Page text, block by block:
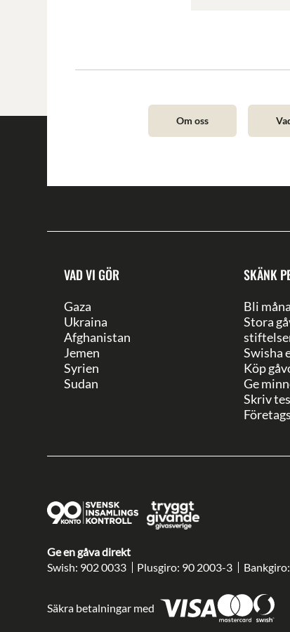
Om oss
VAD VI GÖR
Gaza
Ukraina
Afghanistan
Jemen
Syrien
Sudan
SKÄNK
Bli
Stora
Swisha
Köp
Ge
Skriv
Ge en gåva direkt
Swish: 902 0033
Plusgiro: 90 2003-3
Säkra betalningar med